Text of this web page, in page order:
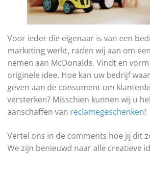
Voor ieder die eigenaar is van een
marketing werkt, raden wij aan om
nemen aan McDonalds. Vindt en
originele idee. Hoe kan uw bedrijf
geven aan de consument om
versterken? Misschien kunnen wij u
aanschaffen van reclamegeschenken!
Vertel ons in de comments hoe jij dit
We zijn benieuwd naar alle creatieve